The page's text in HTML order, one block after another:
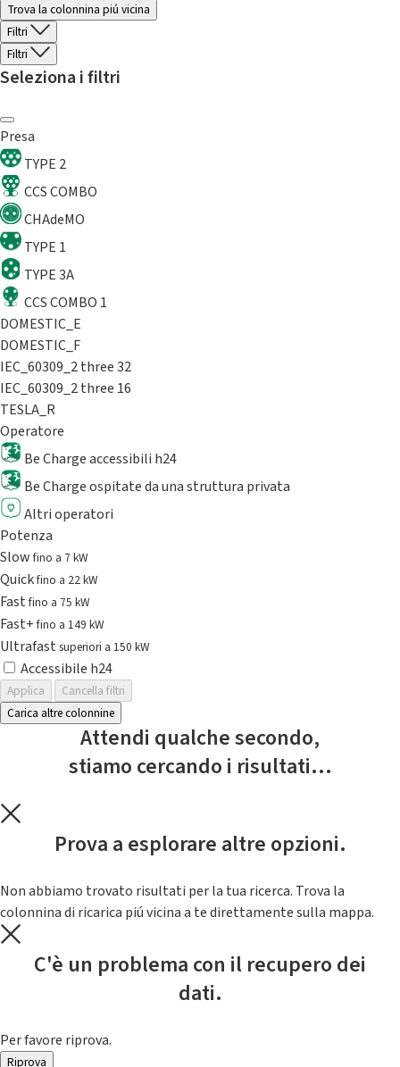
Trova la colonnina piú vicina
Filtri
Filtri
Seleziona i filtri
Presa
TYPE 2
CCS COMBO
CHAdeMO
TYPE 1
TYPE 3A
CCS COMBO 1
DOMESTIC_E
DOMESTIC_F
IEC_60309_2 three 32
IEC_60309_2 three 16
TESLA_R
Operatore
Be Charge accessibili h24
Be Charge ospitate da una struttura privata
Altri operatori
Potenza
Slowfino a 7 kW
Quickfino a 22 kW
Fastfino a 75 kW
Fast+fino a 149 kW
Ultrafast superiori a 150 kW
Accessibile h24
Applica
Cancella filtri
Carica altre colonnine
Attendi qualche secondo,
stiamo cercando i risultati...
Prova a esplorare altre opzioni.
Non abbiamo trovato risultati per la tua ricerca. Trova la
colonnina di ricarica piú vicina a te direttamente sulla mappa.
C'è un problema con il recupero dei
dati.
Per favore riprova.
Riprova